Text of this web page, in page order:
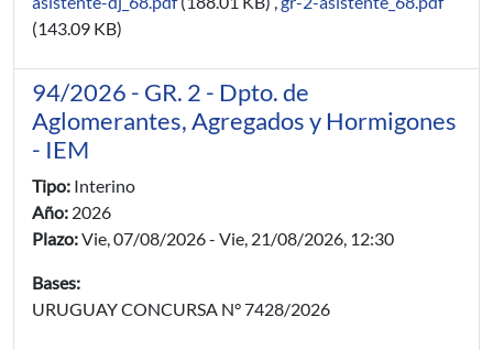
(143.09 KB)
94/2026 - GR. 2 - Dpto. de
Aglomerantes, Agregados y Hormigones
- IEM
Tipo: Interino
Año: 2026
Plazo:Vie, 07/08/2026- Vie, 21/08/2026, 12:30
Bases:
URUGUAY CONCURSA N° 7428/2026